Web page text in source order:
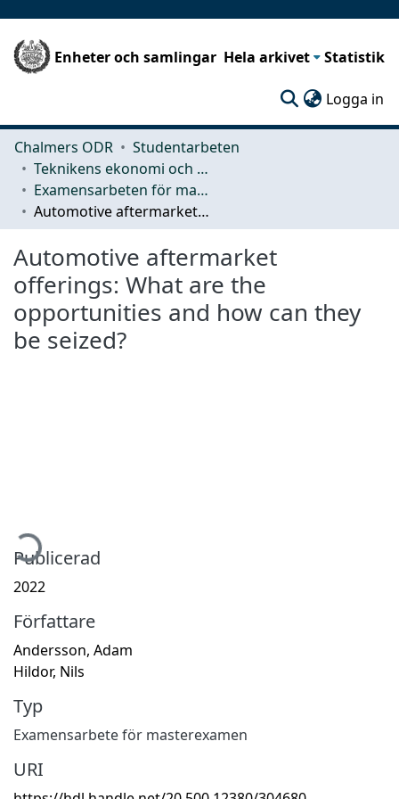
Enheter och samlingar Hela arkivet Statistik
Logga in
Chalmers ODR
Studentarbeten
Teknikens ekonomi och organisation
Examensarbeten för masterexamen
Automotive aftermarket offerings: What are the opportunities and how can they be seized?
Automotive aftermarket
offerings: What are the
opportunities and how can they
be seized?
Publicerad
2022
Författare
Andersson, Adam
Hildor, Nils
Typ
Examensarbete för masterexamen
URI